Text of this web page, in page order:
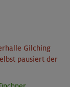
Gilching
pausiert der